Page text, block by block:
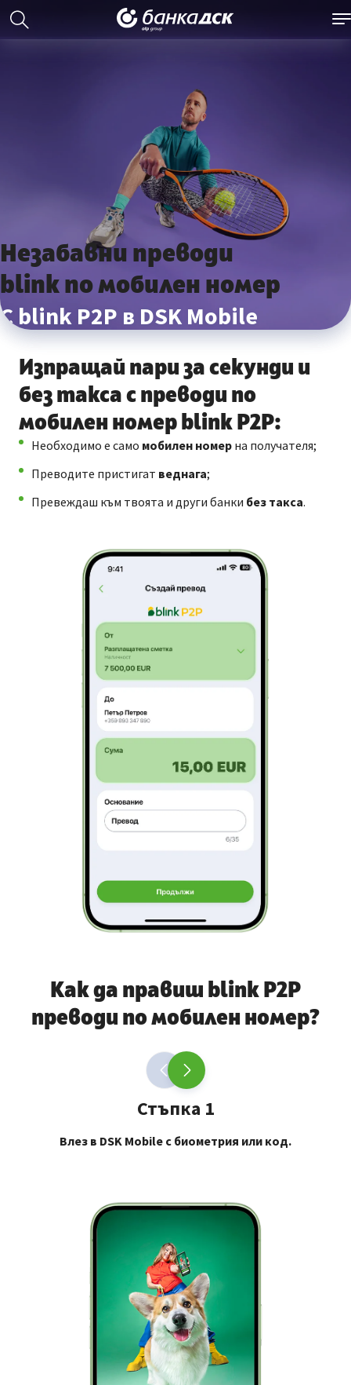
Незабавни преводи
blink по мобилен номер
С blink P2P в DSK Mobile
Изпращай пари за секунди и
без такса с преводи по
мобилен номер blink P2P:
Необходимо е само мобилен номер на получателя;
Преводите пристигат веднага;
Превеждаш към твоята и други банки без такса.
Как да правиш blink P2P
преводи по мобилен номер?
Стъпка 1
Влез в DSK Mobile с биометрия или код.